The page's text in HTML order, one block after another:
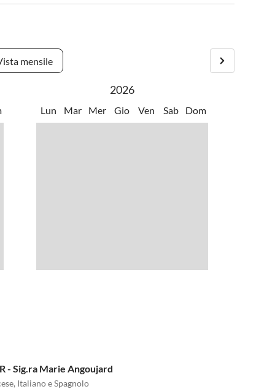
nella stagione alta di due settimane.
mensile
2026
Lun Mar Mer Gio Ven Sab Dom
- Sig.ra Marie Angoujard
Italiano e Spagnolo